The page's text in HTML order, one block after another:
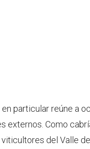
en particular reúne a
externos. Como
del Valle